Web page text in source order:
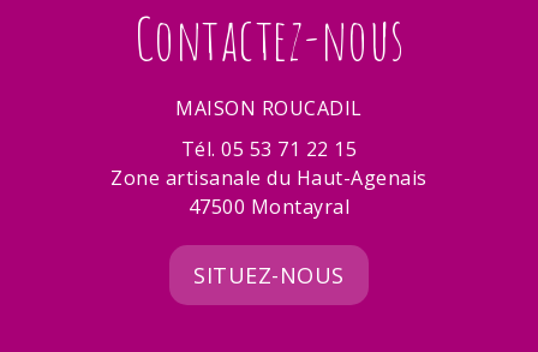
Contactez-nous
MAISON ROUCADIL
Tél. 05 53 71 22 15
Zone artisanale du Haut-Agenais
47500 Montayral
SITUEZ-NOUS